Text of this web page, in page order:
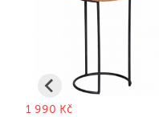
1 990 Kč